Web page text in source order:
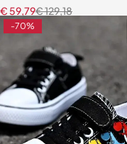
€129,18
€ 59,79
-70%